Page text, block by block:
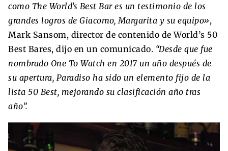
como The World’s Best Bar es un testimonio de los
grandes logros de Giacomo, Margarita y su equipo»,
Mark Sansom, director de contenido de World’s 50
Best Bares, dijo en un comunicado. “Desde que fue
nombrado One To Watch en 2017 un año después de
su apertura, Paradiso ha sido un elemento fijo de la
lista 50 Best, mejorando su clasificación año tras
año”.